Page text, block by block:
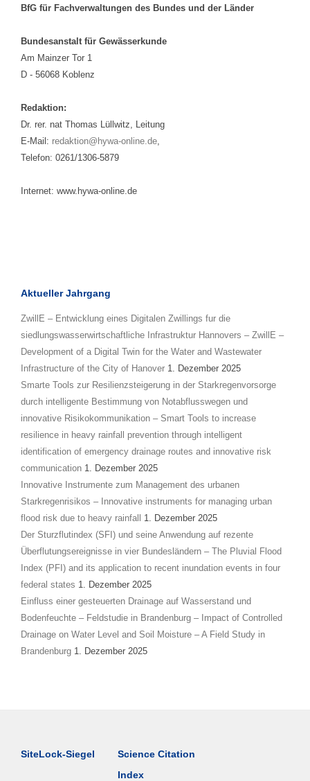
BfG für Fachverwaltungen des Bundes und der Länder
Bundesanstalt für Gewässerkunde
Am Mainzer Tor 1
D - 56068 Koblenz
Redaktion:
Dr. rer. nat Thomas Lüllwitz, Leitung
E-Mail: redaktion@hywa-online.de
Telefon: 0261/1306-5879
Internet: www.hywa-online.de
Aktueller Jahrgang
ZwillE – Entwicklung eines Digitalen Zwillings fur die
siedlungswasserwirtschaftliche Infrastruktur Hannovers – ZwillE –
Development of a Digital Twin for the Water and Wastewater
Infrastructure of the City of Hanover 1. Dezember 2025
Smarte Tools zur Resilienzsteigerung in der Starkregenvorsorge
durch intelligente Bestimmung von Notabflusswegen und
innovative Risikokommunikation – Smart Tools to increase
resilience in heavy rainfall prevention through intelligent
identification of emergency drainage routes and innovative risk
communication 1. Dezember 2025
Innovative Instrumente zum Management des urbanen
Starkregenrisikos – Innovative instruments for managing urban
flood risk due to heavy rainfall
1. Dezember 2025
Der Sturzflutindex (SFI) und seine Anwendung auf rezente
Überflutungsereignisse in vier Bundesländern – The Pluvial Flood
Index (PFI) and its application to recent inundation events in four
federal states 1. Dezember 2025
Einfluss einer gesteuerten Drainage auf Wasserstand und
Bodenfeuchte – Feldstudie in Brandenburg – Impact of Controlled
Drainage on Water Level and Soil Moisture – A Field Study in
Brandenburg 1. Dezember 2025
SiteLock-Siegel
Science Citation
Index